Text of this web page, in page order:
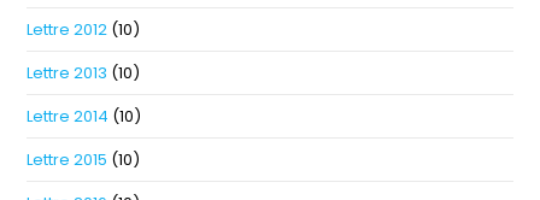
Lettre 2012 (10)
Lettre 2013 (10)
Lettre 2014 (10)
Lettre 2015 (10)